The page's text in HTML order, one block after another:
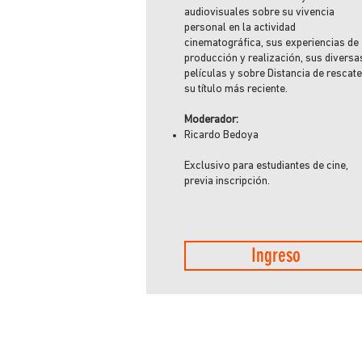
audiovisuales sobre su vivencia
personal en la actividad
cinematográfica, sus experiencias de
producción y realización, sus
películas y sobre Distancia de
su título más reciente.
Moderador:
Ricardo Bedoya
Exclusivo para estudiantes de cine,
previa inscripción.
Ingreso